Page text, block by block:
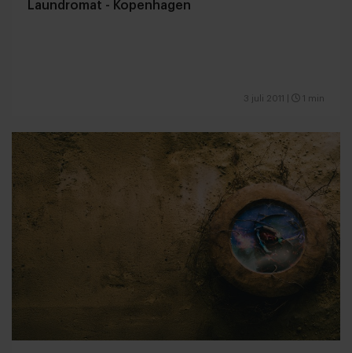
Laundromat - Kopenhagen
3 juli 2011 1 min